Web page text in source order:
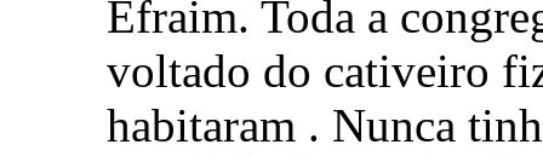
Efraim. Toda a
voltado do cativeiro
habitaram . Nunca